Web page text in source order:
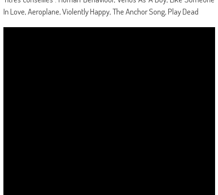
In Love, Aeroplane, Violently Happy, The Anchor Song, Play Dead